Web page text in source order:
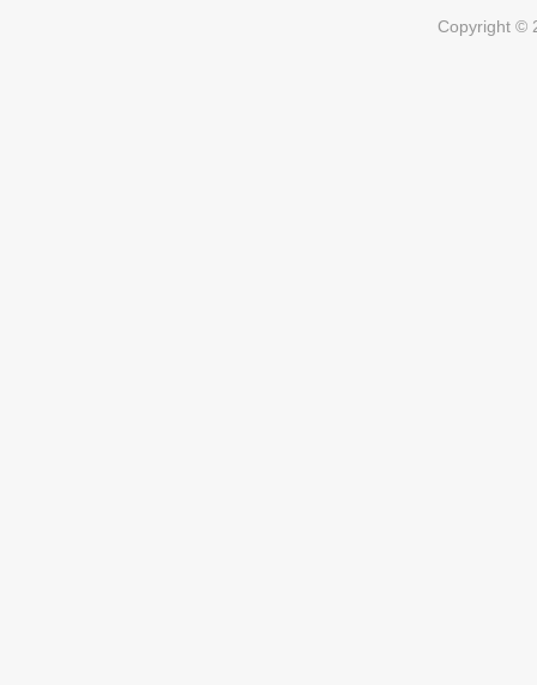
Copyright ©